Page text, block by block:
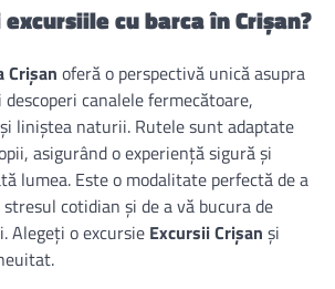
cu barca în Crișan?
Crișan oferă o perspectivă unică asupra
canalele fermecătoare,
liniștea naturii. Rutele sunt adaptate
asigurând o experiență sigură și
lumea. Este o modalitate perfectă de a
cotidian și de a vă bucura de
Alegeți o excursie Excursii Crișan și